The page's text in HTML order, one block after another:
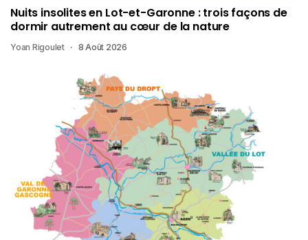
Nuits insolites en Lot-et-Garonne : trois façons de
dormir autrement au cœur de la nature
Yoan Rigoulet 8 Août 2026